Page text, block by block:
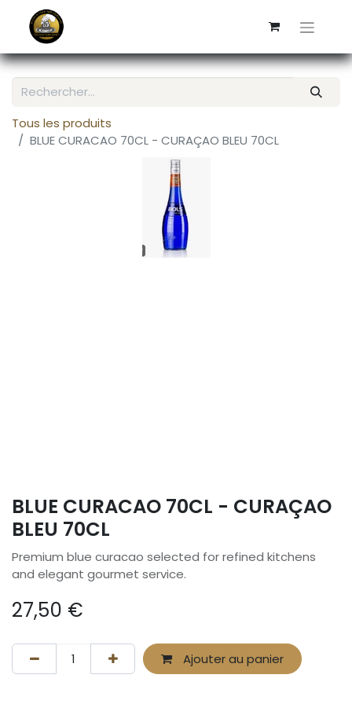
Tous les produits
BLUE CURACAO 70CL - CURAÇAO BLEU 70CL
BLUE CURACAO 70CL - CURAÇAO
BLEU 70CL
Premium blue curacao selected for refined kitchens
and elegant gourmet service.
27,50 €
Ajouter au panier